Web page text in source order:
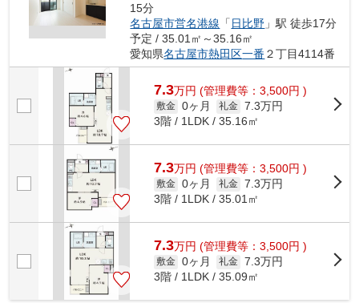
15分
名古屋市営名港線 「 日比野 」駅 徒歩17分
予定 / 35.01㎡～35.16㎡
愛知県名古屋市熱田区一番 ２丁目4114番
7.3万円 (管理費等：3,500円 )
敷金 0ヶ月 礼金 7.3万円
3階 / 1LDK / 35.16㎡
7.3万円 (管理費等：3,500円 )
敷金 0ヶ月 礼金 7.3万円
3階 / 1LDK / 35.01㎡
7.3万円 (管理費等：3,500円 )
敷金 0ヶ月 礼金 7.3万円
3階 / 1LDK / 35.09㎡